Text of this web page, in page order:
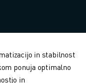
in stabilnost
ponuja optimalno
in